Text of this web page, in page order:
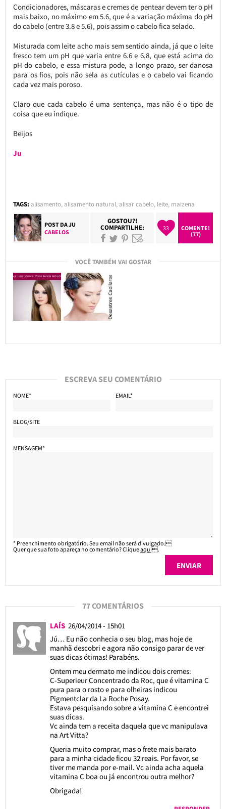
Condicionadores, máscaras e cremes de pentear devem ter o pH
mais baixo, no máximo em 5.6, que é a variação máxima do pH
do cabelo (entre 3.8 e 5.6), pois assim o cabelo fica selado.
Misturada com leite acho mais sem sentido ainda, já que o leite
fresco tem um pH que varia entre 6.6 e 6.8, que está acima do
pH do cabelo, e essa mistura pode, a longo prazo, ser danosa
para os fios, pois não sela as cutículas e o cabelo vai ficando
cada vez mais poroso.
Claro que cada cabelo é uma sentença, mas não é o tipo de
coisa que eu indique.
Beijos
Ju
TAGS: alisamento,alisamento natural,alisar cabelo, leite, maizena
POST DAJU
CABELOS
GOSTOU?!
COMPARTILHE: 33
COMENTE!
(77)
VOCÊ TAMBÉM VAI GOSTAR
ESCREVA SEU COMENTÁRIO
NOME* EMAIL*
BLOG/SITE
MENSAGEM*
* Preenchimento obrigatório. Seu email não será divulgado.
Quer que sua foto apareça no comentário? Cliqueaqui.
77 COMENTÁRIOS
LAÍS 26/04/2014 - 15h01
Jú… Eu não conhecia o seu blog, mas hoje de
manhã descobri e agora não consigo parar de ver
suas dicas ótimas! Parabéns.
Ontem meu dermato me indicou dois cremes:
C-Superieur Concentrado da Roc, que é vitamina C
pura para o rosto e para olheiras indicou
Pigmentclar da La Roche Posay.
Estava pesquisando sobre a vitamina C e encontrei
suas dicas.
Vc ainda tem a receita daquela que vc manipulava
na Art Vitta?
Queria muito comprar, mas o frete mais barato
para a minha cidade ficou 32 reais. Por favor, se
tiver me manda por e-mail. Vc ainda acha aquela
vitamina C boa ou já encontrou outra melhor?
Obrigada!